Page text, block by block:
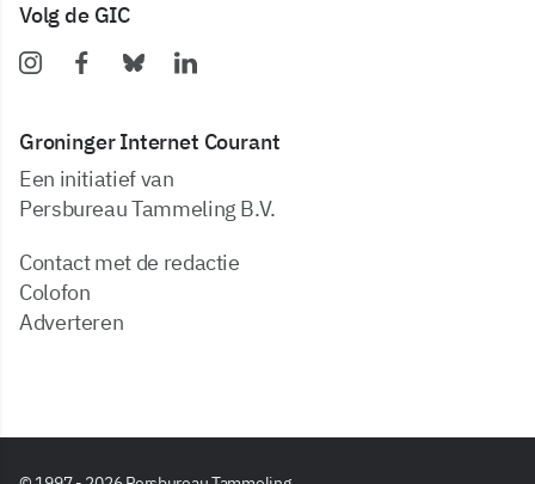
Volg de GIC
Groninger Internet Courant
Een initiatief van
Persbureau Tammeling B.V.
Contact met de redactie
Colofon
Adverteren